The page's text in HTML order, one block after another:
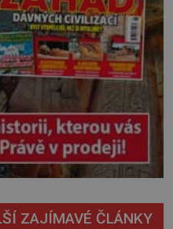
ZAJÍMAVÉ ČLÁNKY